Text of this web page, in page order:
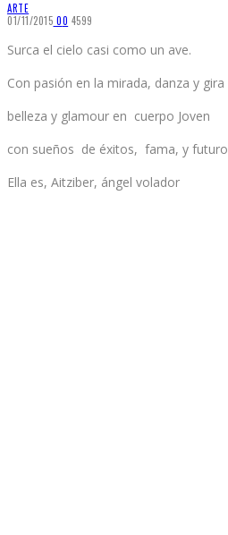
ARTE
01/11/2015 00 4599
Surca el cielo casi como un ave.
Con pasión en la mirada, danza y gira
belleza y glamour en cuerpo Joven
con sueños de éxitos, fama, y futuro
Ella es, Aitziber, ángel volador